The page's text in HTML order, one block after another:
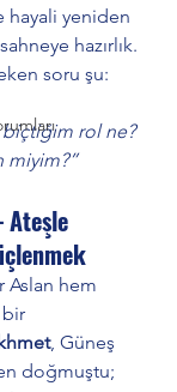
hayali yeniden
hazırlık.
soru şu:
biçtiğim rol ne?
miyim?”
Aslan hem
, Güneş
doğmuştu;